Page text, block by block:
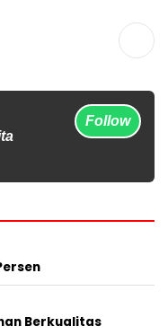
Follow
Berkualitas